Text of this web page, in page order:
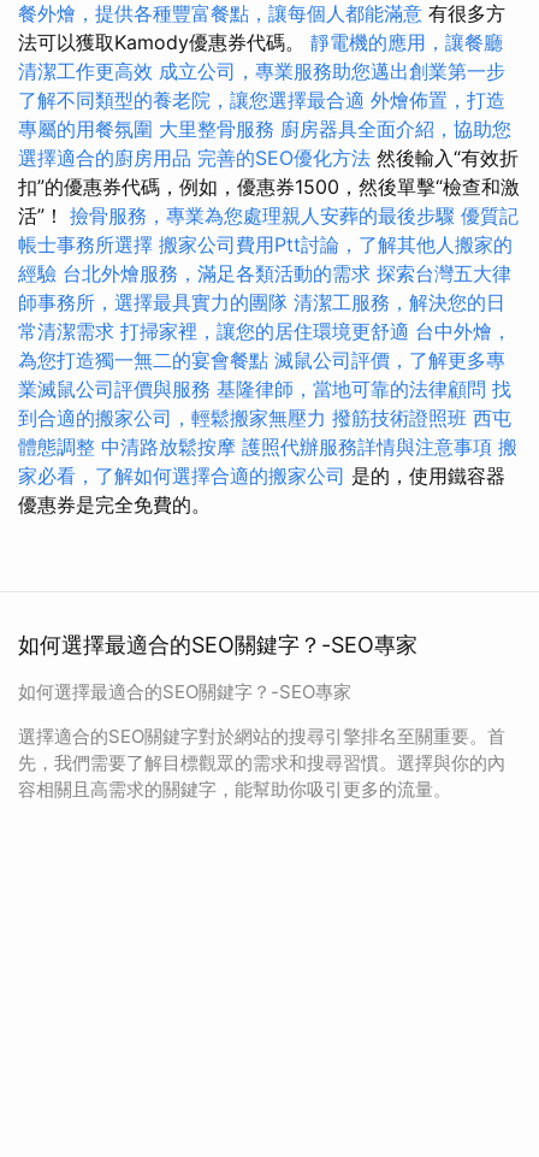
餐外燴，提供各種豐富餐點，讓每個人都能滿意 有很多方
法可以獲取Kamody優惠券代碼。 靜電機的應用，讓餐廳
清潔工作更高效 成立公司，專業服務助您邁出創業第一步
了解不同類型的養老院，讓您選擇最合適 外燴佈置，打造
專屬的用餐氛圍 大里整骨服務 廚房器具全面介紹，協助您
選擇適合的廚房用品 完善的SEO優化方法 然後輸入“有效折
扣”的優惠券代碼，例如，優惠券1500，然後單擊“檢查和激
活”！ 撿骨服務，專業為您處理親人安葬的最後步驟 優質記
帳士事務所選擇 搬家公司費用Ptt討論，了解其他人搬家的
經驗 台北外燴服務，滿足各類活動的需求 探索台灣五大律
師事務所，選擇最具實力的團隊 清潔工服務，解決您的日
常清潔需求 打掃家裡，讓您的居住環境更舒適 台中外燴，
為您打造獨一無二的宴會餐點 滅鼠公司評價，了解更多專
業滅鼠公司評價與服務 基隆律師，當地可靠的法律顧問 找
到合適的搬家公司，輕鬆搬家無壓力 撥筋技術證照班 西屯
體態調整 中清路放鬆按摩 護照代辦服務詳情與注意事項 搬
家必看，了解如何選擇合適的搬家公司 是的，使用鐵容器
優惠券是完全免費的。
如何選擇最適合的SEO關鍵字？-SEO專家
如何選擇最適合的SEO關鍵字？-SEO專家
選擇適合的SEO關鍵字對於網站的搜尋引擎排名至關重要。首
先，我們需要了解目標觀眾的需求和搜尋習慣。選擇與你的內
容相關且高需求的關鍵字，能幫助你吸引更多的流量。